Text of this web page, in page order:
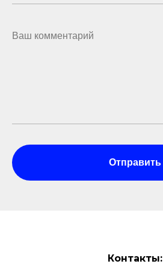
Отправить
Контакты: